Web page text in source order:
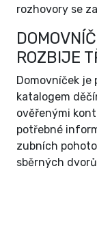
rozhovory se
ROZBIJE
Domovníček je
katalogem
ověřenými
potřebné
zubních
sběrných